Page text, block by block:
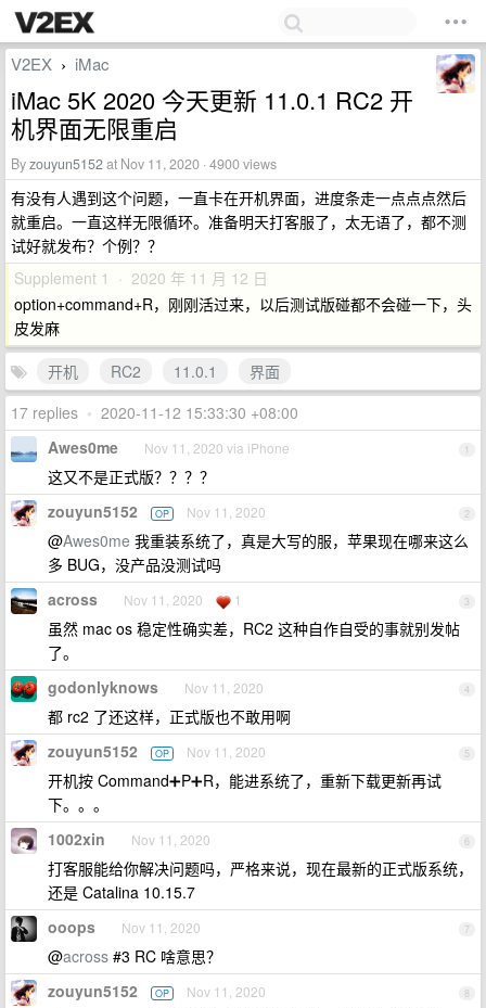
V2EX › iMac
iMac 5K 2020 今天更新 11.0.1 RC2 开
机界面无限重启
Byzouyun5152at Nov 11, 2020 · 4900 views
有没有人遇到这个问题，一直卡在开机界面，进度条走一点点点然后
就重启。一直这样无限循环。准备明天打客服了，太无语了，都不测
试好就发布？个例？？
Supplement 1 · 2020 年 11 月 12 日
option+command+R，刚刚活过来，以后测试版碰都不会碰一下，头
皮发麻
开机
RC2 11.0.1
界面
17 replies • 2020-11-12 15:33:30 +08:00
1
Awes0me Nov 11, 2020 via iPhone
这又不是正式版？？？？
2
zouyun5152 OP Nov 11, 2020
@Awes0me 我重装系统了，真是大写的服，苹果现在哪来这么
多 BUG，没产品没测试吗
3
across Nov 11, 2020 1
虽然 mac os 稳定性确实差，RC2 这种自作自受的事就别发帖
了。
4
godonlyknows Nov 11, 2020
都 rc2 了还这样，正式版也不敢用啊
5
zouyun5152 OP Nov 11, 2020
开机按 Command➕P➕R，能进系统了，重新下载更新再试
下。。。
6
1002xin Nov 11, 2020
打客服能给你解决问题吗，严格来说，现在最新的正式版系统，
还是 Catalina 10.15.7
7
ooops Nov 11, 2020
@across #3 RC 啥意思？
8
zouyun5152 OP Nov 11, 2020